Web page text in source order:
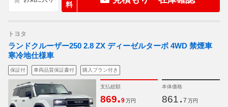
料
トヨタ
ランドクルーザー250 2.8 ZX ディーゼルターボ 4WD 禁煙車
寒冷地仕様車
保証付 車両品質保証書付 購入プラン付き
支払総額
869.9 万円
本体価格
861. 7 万円